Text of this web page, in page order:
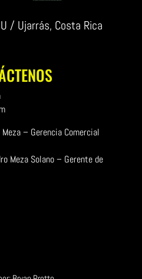
/ Ujarrás, Costa Rica
– Gerencia Comercial
Meza Solano – Gerente de